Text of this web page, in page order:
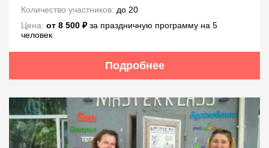
Количество участников: до 20
Цена: от 8 500 ₽за праздничную программу на 5
человек
Подробнее